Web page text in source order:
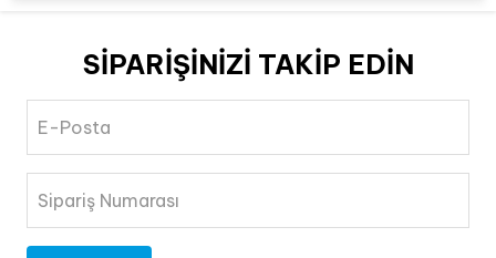
SİPARİŞİNİZİ TAKİP EDİN
E-Posta
Sipariş Numarası